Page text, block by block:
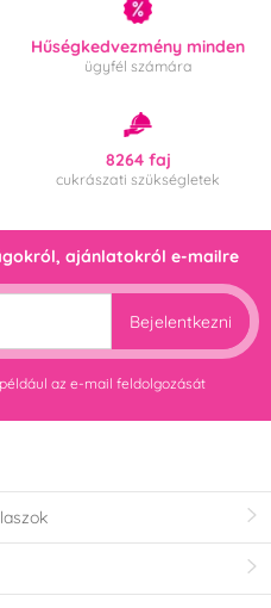
Hűségkedvezmény minden
ügyfél számára
8264 faj
cukrászati szükségletek
ajánlatokról e-mailre
Bejelentkezni
az e-mail feldolgozását